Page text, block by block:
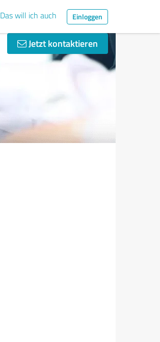
Das will ich auch Einloggen
Jetzt kontaktieren